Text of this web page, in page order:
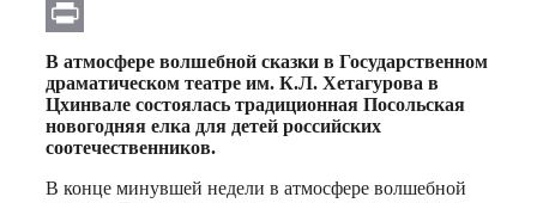
Email
Print
В атмосфере волшебной сказки в Государственном
драматическом театре им. К.Л. Хетагурова в
Цхинвале состоялась традиционная Посольская
новогодняя елка для детей российских
соотечественников.
В конце минувшей недели в атмосфере волшебной